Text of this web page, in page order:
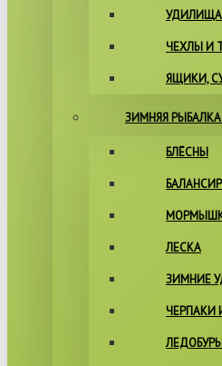
УДИЛИЩА
ЧЕХЛЫ И
ЯЩИКИ,
ЗИМНЯЯ РЫБАЛКА
БЛЁСНЫ
ЛЕСКА
ЗИМНИЕ
ЧЕРПАКИ